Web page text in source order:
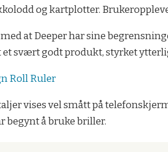
og kartplotter.
at Deeper har sine
et svært godt produkt, styrket
Roll Ruler
vises vel smått på
begynt å bruke briller.